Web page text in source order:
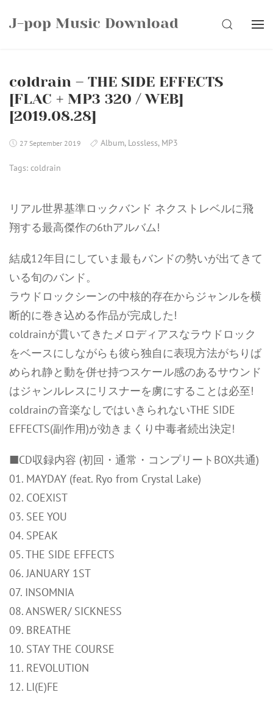
J-pop Music Download SEARCH
coldrain – THE SIDE EFFECTS
[FLAC + MP3 320 / WEB]
[2019.08.28]
27 September 2019 Album, Lossless, MP3
Tags: coldrain
リアル世界基準ロックバンド ネクストレベルに飛
翔する最高傑作の6thアルバム!
結成12年目にしていま最もバンドの勢いが出てきて
いる旬のバンド。
ラウドロックシーンの中核的存在からジャンルを横
断的に巻き込める作品が完成した!
coldrainが貫いてきたメロディアスなラウドロック
をベースにしながらも彼ら独自に表現方法がちりば
められ静と動を併せ持つスケール感のあるサウンド
はジャンルレスにリスナーを虜にすることは必至!
coldrainの音楽なしではいきられないTHE SIDE
EFFECTS(副作用)が効きまくり中毒者続出決定!
■CD収録内容 (初回・通常・コンプリートBOX共通)
01. MAYDAY (feat. Ryo from Crystal Lake)
02. COEXIST
03. SEE YOU
04. SPEAK
05. THE SIDE EFFECTS
06. JANUARY 1ST
07. INSOMNIA
08. ANSWER/ SICKNESS
09. BREATHE
10. STAY THE COURSE
11. REVOLUTION
12. LI(E)FE